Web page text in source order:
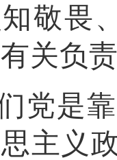
知敬畏
关负
党是
主义